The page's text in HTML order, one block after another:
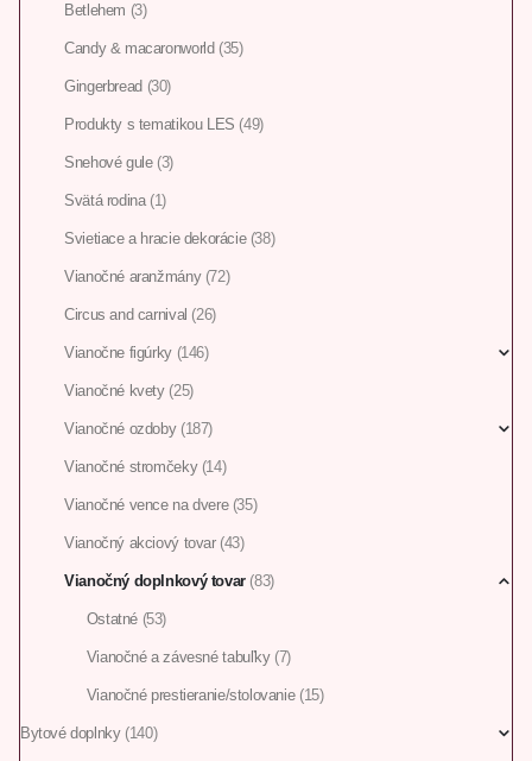
Betlehem (3)
Candy & macaronworld (35)
Gingerbread (30)
Produkty s tematikou LES (49)
Snehové gule (3)
Svätá rodina (1)
Svietiace a hracie dekorácie (38)
Vianočné aranžmány (72)
Circus and carnival (26)
Vianočne figúrky (146)
Vianočné kvety (25)
Vianočné ozdoby (187)
Vianočné stromčeky (14)
Vianočné vence na dvere (35)
Vianočný akciový tovar (43)
Vianočný doplnkový tovar (83)
Ostatné (53)
Vianočné a závesné tabuľky (7)
Vianočné prestieranie/stolovanie (15)
Bytové doplnky (140)